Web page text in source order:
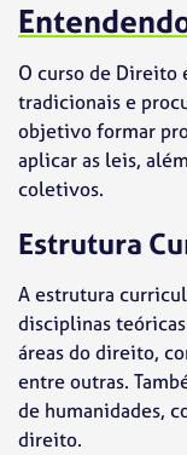
O curso de Direito
tradicionais e
objetivo formar
aplicar as leis,
coletivos.
Estrutura
A estrutura
disciplinas
áreas do direito,
entre outras.
de humanidades,
direito.